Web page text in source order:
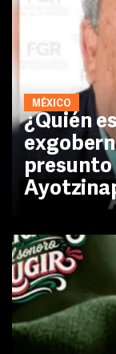
MÉXICO
¿Quién
presunto